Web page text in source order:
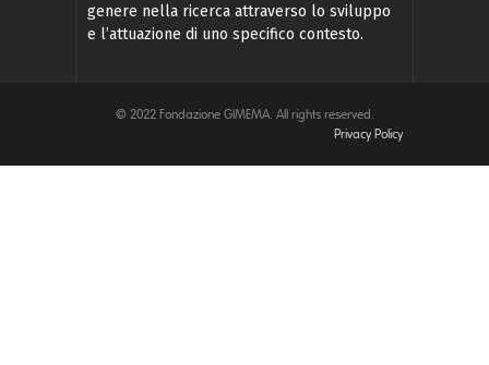
genere nella ricerca attraverso lo sviluppo
e l’attuazione di uno specifico contesto.
© 2022 Fondazione GIMEMA. All rights reserved.
Privacy Policy